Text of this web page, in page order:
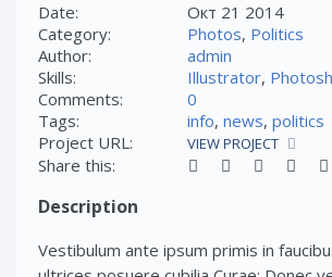
Date:
Окт 21 2014
Category:
Photos, Politics
Author:
admin
Skills:
Illustrator,
Comments:
0
Tags:
info, news, politics
Project URL:
VIEW PROJECT
Share this:
Description
Vestibulum ante ipsum primis in